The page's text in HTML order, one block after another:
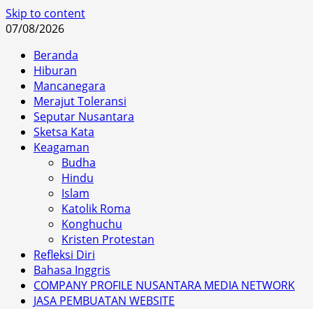
Skip to content
07/08/2026
Beranda
Hiburan
Mancanegara
Merajut Toleransi
Seputar Nusantara
Sketsa Kata
Keagaman
Budha
Hindu
Islam
Katolik Roma
Konghuchu
Kristen Protestan
Refleksi Diri
Bahasa Inggris
COMPANY PROFILE NUSANTARA MEDIA NETWORK
JASA PEMBUATAN WEBSITE